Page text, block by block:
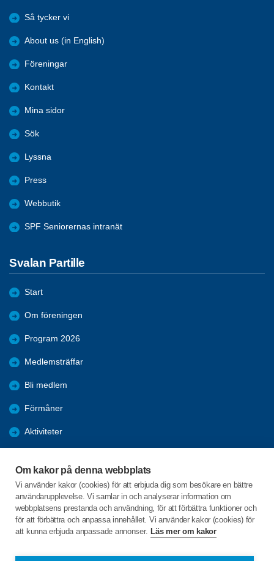
Om kakor på denna webbplats
Vi använder kakor (cookies) för att erbjuda dig som besökare en bättre
användarupplevelse. Vi samlar in och analyserar information om
webbplatsens prestanda och användning, för att förbättra funktioner och
för att förbättra och anpassa innehållet. Vi använder kakor (cookies) för
att kunna erbjuda anpassade annonser. Läs mer om kakor
Så tycker vi
About us (in English)
Föreningar
Kontakt
Mina sidor
Sök
Lyssna
Press
Webbutik
SPF Seniorernas intranät
Svalan Partille
Start
Om föreningen
Program 2026
Medlemsträffar
Bli medlem
Förmåner
Aktiviteter
Mer att läsa
Bildgalleri
C/o:Studieförbundet Vuxenskolan